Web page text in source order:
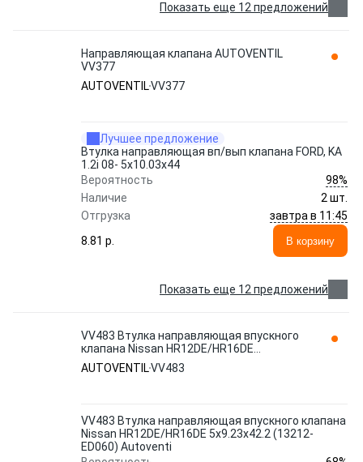
Показать еще 12 предложений
Направляющая клапана AUTOVENTIL
VV377
AUTOVENTILVV377
Лучшее предложение
Втулка направляющая вп/вып клапана FORD, KA
1.2i 08- 5x10.03x44
Вероятность
98%
Наличие
2 шт.
Отгрузка
завтра в 11:45
8.81 p.
В корзину
Показать еще 12 предложений
VV483 Втулка направляющая впускного
клапана Nissan HR12DE/HR16DE
5x9.23x42.2 (13212-ED060) Autoventi
AUTOVENTIL
AUTOVENTILVV483
VV483 Втулка направляющая впускного клапана
Nissan HR12DE/HR16DE 5x9.23x42.2 (13212-
ED060) Autoventi